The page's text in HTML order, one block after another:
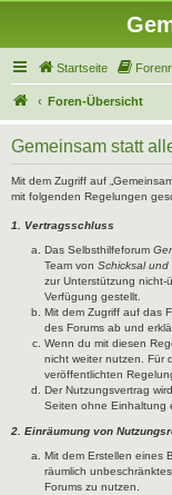
Startseite
Foren-Übersicht
Gemeinsam statt
Mit dem Zugriff auf
mit folgenden Regelungen
1. Vertragsschluss
Das Selbsthilfeforum
Team von Schicksal und
zur Unterstützung nicht-
Verfügung gestellt.
Mit dem Zugriff auf das
des Forums ab und
Wenn du mit diesen
nicht weiter nutzen. Für
veröffentlichten
Der Nutzungsvertrag
Seiten ohne Einhaltung
2. Einräumung von
Mit dem Erstellen eines
räumlich
Forums zu nutzen.